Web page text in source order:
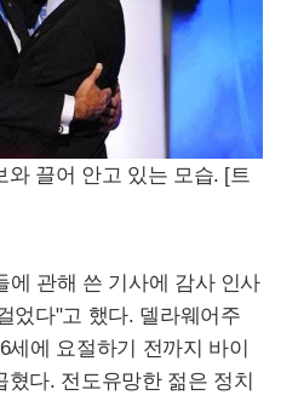
와 끌어 안고 있는 모습. [트
에 관해 쓴 기사에 감사 인사
었다"고 했다. 델라웨어주
에 요절하기 전까지 바이
다. 전도유망한 젊은 정치